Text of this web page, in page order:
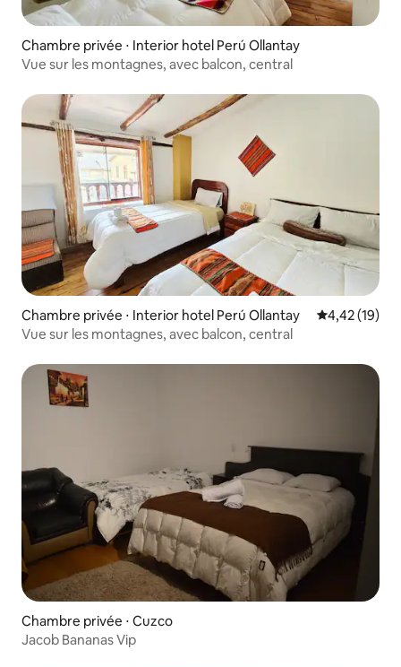
Chambre privée ⋅ Interior hotel Perú Ollantay
Vue sur les montagnes, avec balcon, central
Chambre privée ⋅ Interior hotel Perú Ollantay Évaluation
4,42 (19)
Vue sur les montagnes, avec balcon, central
Chambre privée ⋅ Cuzco
Jacob Bananas Vip